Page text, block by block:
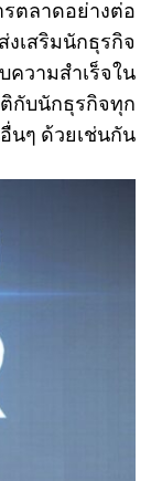
ตลาดอย่างต่อ
งเสริมนักธุรกิจ
ความสำเร็จใน
กับนักธุรกิจทุก
นๆ ด้วยเช่นกัน